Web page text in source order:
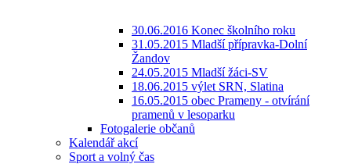
30.06.2016 Konec školního roku
31.05.2015 Mladší přípravka-Dolní
Žandov
24.05.2015 Mladší žáci-SV
18.06.2015 výlet SRN, Slatina
16.05.2015 obec Prameny - otvírání
pramenů v lesoparku
Fotogalerie občanů
Kalendář akcí
Sport a volný čas